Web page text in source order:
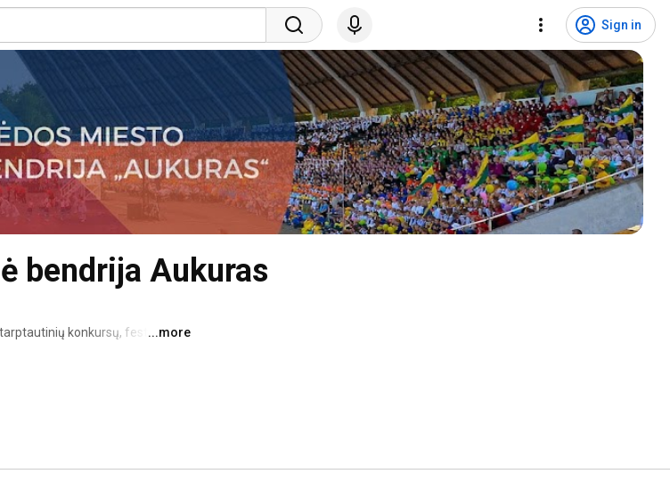
Sign in
bendrija Aukuras
konkursų, festivalių ir
...more